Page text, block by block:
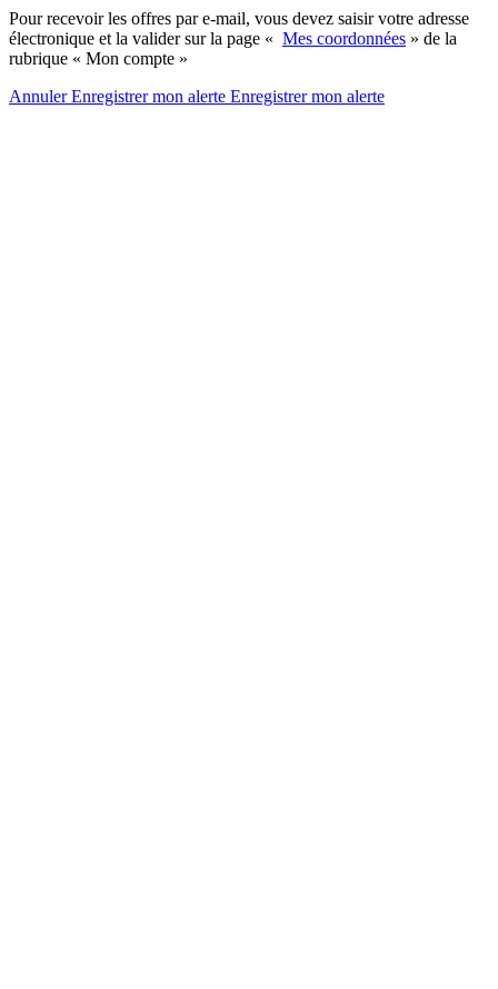
Pour recevoir les offres par e-mail, vous devez saisir votre adresse
électronique et la valider sur la page « Mes coordonnées » de la
rubrique « Mon compte »
AnnulerEnregistrer mon alerte Enregistrermon alerte